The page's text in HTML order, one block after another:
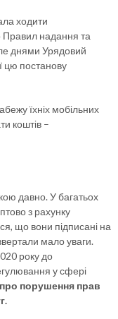
ходити
надання та
днями Урядовий
цю постанову
їхніх мобільних
коштів –
давно. У багатьох
з рахунку
що вони підписані на
мало уваги.
року до
у сфері
порушення прав